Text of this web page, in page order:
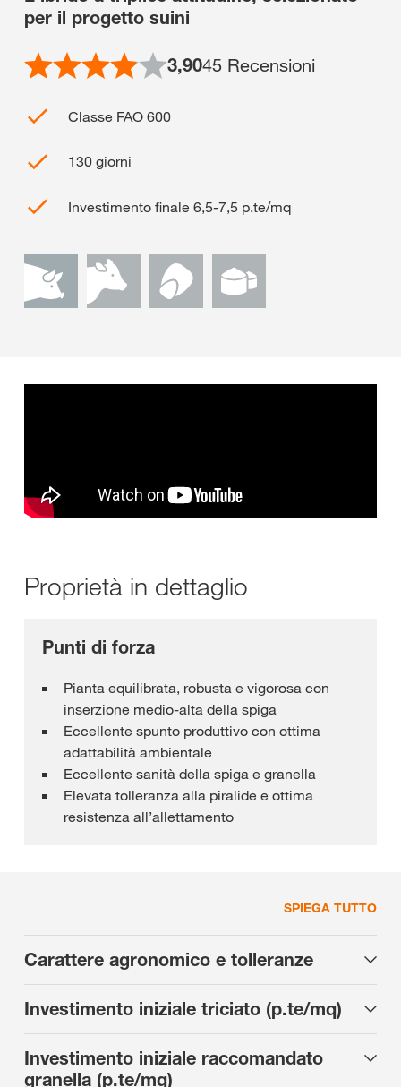
per il progetto suini
3,9045 Recensioni
Classe FAO 600
130 giorni
Investimento finale 6,5-7,5 p.te/mq
Proprietà in dettaglio
Punti di forza
Pianta equilibrata, robusta e vigorosa con
inserzione medio-alta della spiga
Eccellente spunto produttivo con ottima
adattabilità ambientale
Eccellente sanità della spiga e granella
Elevata tolleranza alla piralide e ottima
resistenza all’allettamento
SPIEGA TUTTO
Carattere agronomico e tolleranze
Investimento iniziale triciato (p.te/mq)
Investimento iniziale raccomandato
granella (p.te/mq)